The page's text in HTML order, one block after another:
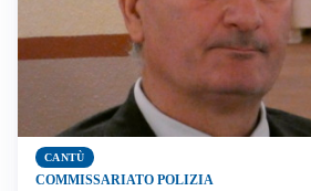
CANTÙ
COMMISSARIATO POLIZIA